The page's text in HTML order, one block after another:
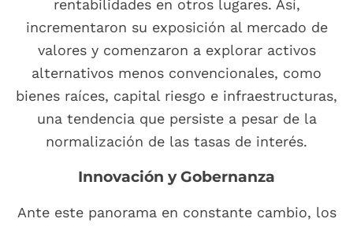
rentabilidades en otros lugares. Así,
incrementaron su exposición al mercado de
valores y comenzaron a explorar activos
alternativos menos convencionales, como
bienes raíces, capital riesgo e infraestructuras,
una tendencia que persiste a pesar de la
normalización de las tasas de interés.
Innovación y Gobernanza
Ante este panorama en constante cambio, los